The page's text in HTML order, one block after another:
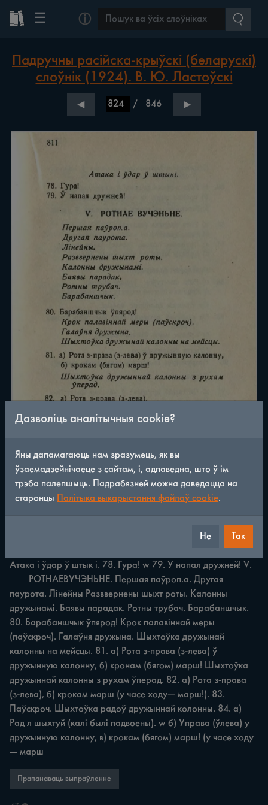
☰ ⓘ
Падручны расійска-крыўскі (беларускі)
слоўнік (1924). В. Ю. Ластоўскі
◀ / 846 ▶
Атака i ўдар ў штык i. 78. Гура! w 79. У напал дружней! V.
паурота. Лінейны Разввернены шыхт роты. Калонны
дружынамі. Баявы парадак. Ротны трубач. Барабаншчык.
80. Барабаншчык ўпярод! Крок палавіннай меры
(паўскроч). Галаўня дружына. Шыхтоўка дружынай
калонны на мейсцы. 81. а) Рота з-права (з-лева) ў
дружынную калонну, б) кронам (бягом) марш! Шыхтоўка
дружыннай калонны з рухам ўперад. 82. а) Рота з-права
(з-лева), б) крокам марш (у часе ходу— марш!). 83.
Паўскроч. Шыхтоўка радоў дружыннай колонны. 84. а)
Рад л шыхтуй (калі былі падвоены). w б) Управа (ўлева) у
дружынную калонну, в) крокам (бягом) марш! (у часе ходу
— марш
Прапанаваць выпраўленне
Дазволіць аналітычныя cookie?
Яны дапамагаюць нам зразумець, як вы
ўзаемадзейнічаеце з сайтам, і, адпаведна, што ў ім
трэба палепшыць. Падрабязней можна даведацца на
старонцы
Палітыка выкарыстання файлаў cookie.
Не Так